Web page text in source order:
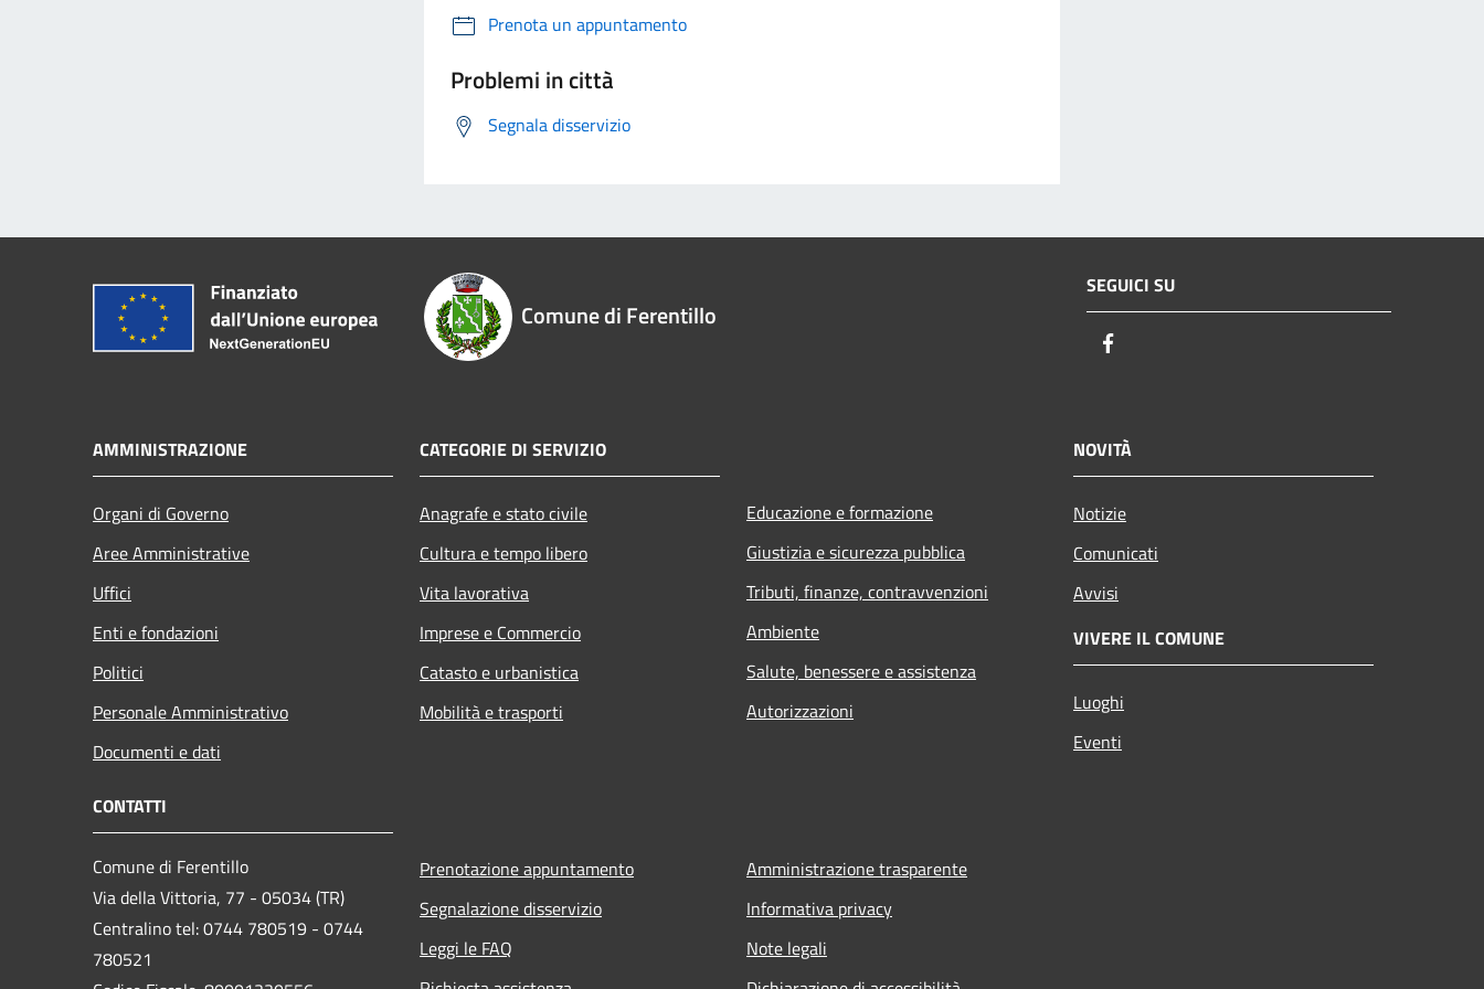
Prenota un appuntamento
Problemi in città
Segnala disservizio
Comune di Ferentillo
SEGUICI SU
AMMINISTRAZIONE
Organi di Governo
Aree Amministrative
Uffici
Enti e fondazioni
Politici
Personale Amministrativo
Documenti e dati
CATEGORIE DI SERVIZIO
Anagrafe e stato civile
Cultura e tempo libero
Vita lavorativa
Imprese e Commercio
Catasto e urbanistica
Mobilità e trasporti
Educazione e formazione
Giustizia e sicurezza pubblica
Tributi, finanze, contravvenzioni
Ambiente
Salute, benessere e assistenza
Autorizzazioni
NOVITÀ
Notizie
Comunicati
Avvisi
VIVERE IL COMUNE
Luoghi
Eventi
CONTATTI
Comune di Ferentillo
Via della Vittoria, 77 - 05034 (TR)
Centralino tel: 0744 780519 - 0744
780521
Prenotazione appuntamento
Segnalazione disservizio
Leggi le FAQ
Amministrazione trasparente
Informativa privacy
Note legali